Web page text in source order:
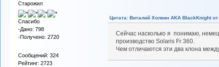
Старожил
Спасибо
-Дано: 798
-Получено: 2720
Сообщений: 324
Рейтинг: 2723
Цитата: Виталий Холкин AKA BlackKnight
Сейчас насколько я понимаю,
производство Solaris Fr 360.
Чем отличаются эти два клона